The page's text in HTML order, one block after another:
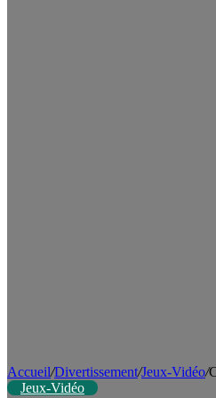
Accueil/Divertissement/Jeux-Vidéo/
Jeux-Vidéo